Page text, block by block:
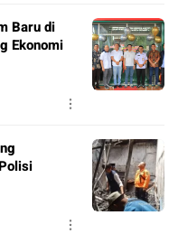
Baru di
Ekonomi